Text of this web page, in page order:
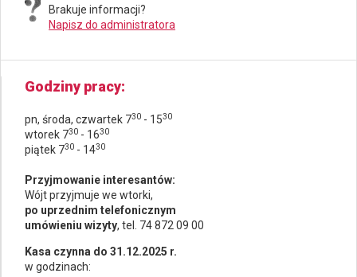
Brakuje informacji?
Napisz do administratora
Godziny pracy
pn, środa, czwartek 730 - 1530
wtorek 730 - 1630
piątek 730 - 1430
Przyjmowanie interesantów:
Wójt przyjmuje we wtorki,
po uprzednim telefonicznym
umówieniu wizyty, tel. 74 872 09 00
Kasa czynna do 31.12.2025 r.
w godzinach: